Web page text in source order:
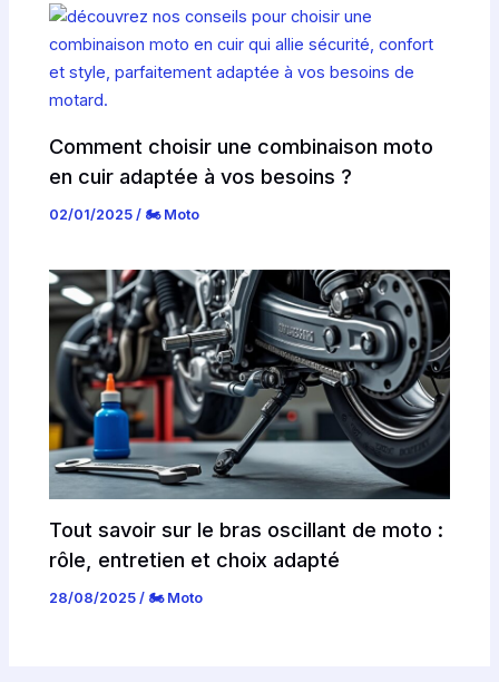
Comment choisir une combinaison moto
en cuir adaptée à vos besoins ?
02/01/2025/ 🏍️ Moto
Tout savoir sur le bras oscillant de moto :
rôle, entretien et choix adapté
28/08/2025/ 🏍️ Moto